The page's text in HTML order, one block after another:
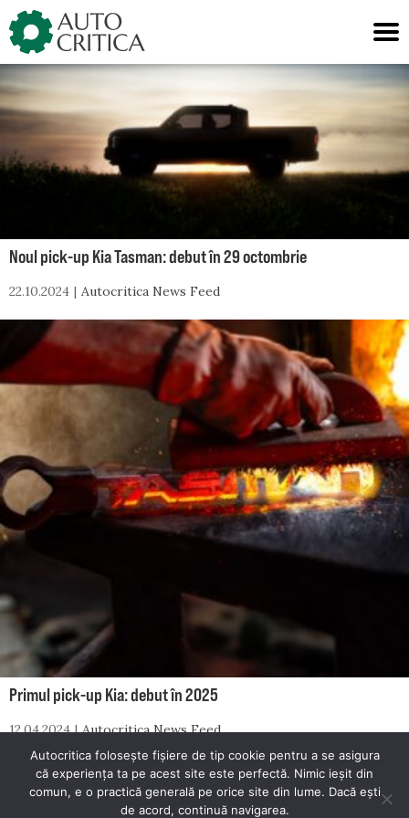
Skip
to
content
Noul pick-up Kia Tasman: debut în 29 octombrie
22.10.2024 Autocritica News Feed
Primul pick-up Kia: debut în 2025
12.04.2024 Autocritica News Feed
© 2026 Autocritica. Toate drepturile rezervate.
Autocritica folosește fișiere de tip cookie pentru a se asigura
că experiența ta pe acest site este perfectă. Nimic ieșit din
comun, e o practică generală pe orice site din lume. Dacă ești
de acord, continuă navigarea.